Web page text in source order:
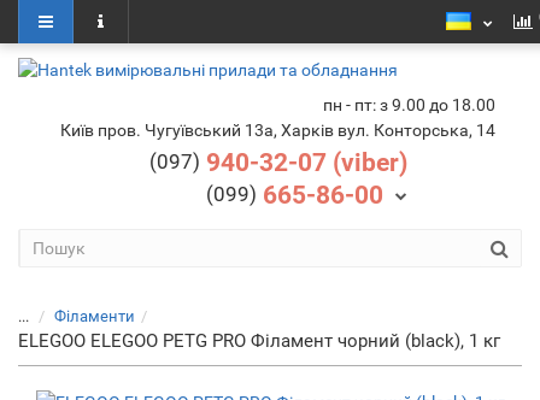
пн - пт: з 9.00 до 18.00
Київ пров. Чугуївський 13а, Харків вул. Конторська, 14
(097) 940-32-07 (viber)
(099) 665-86-00
... Філаменти
ELEGOO ELEGOO PETG PRO Філамент чорний (black), 1 кг